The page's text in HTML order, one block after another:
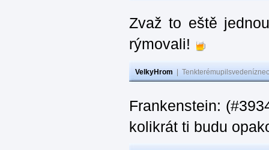
Zvaž to eště
rýmovali!
VelkyHrom
Frankenstein:
kolikrát ti budu